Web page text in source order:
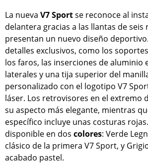
La nueva V7 Sportse reconoce al
delantera gracias a las llantas de seis
presentan un nuevo diseño
detalles exclusivos, como los
los faros, las inserciones de aluminio
laterales y una tija superior del
personalizado con el logotipo V7
láser. Los retrovisores en el extremo
su aspecto más elegante, mientras
específico incluye unas costuras
disponible en dos colores: Verde
clásico de la primera V7 Sport, y
acabado pastel.